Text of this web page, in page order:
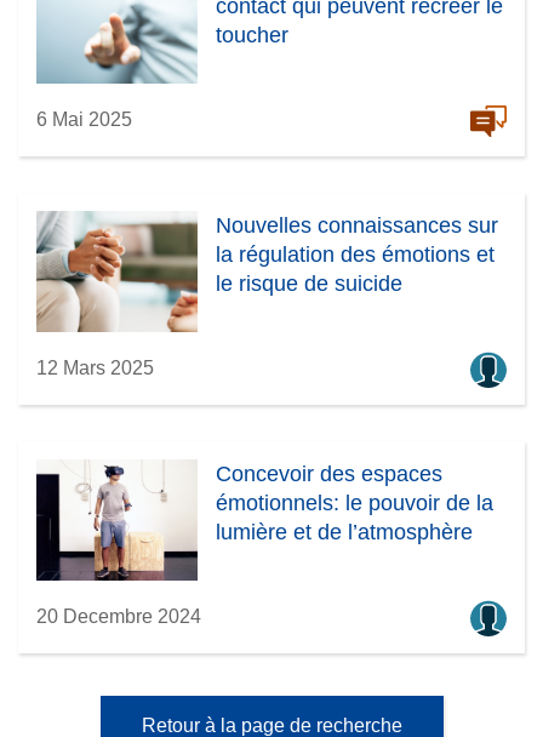
contact qui peuvent recréer le
toucher
6 Mai 2025
Nouvelles connaissances sur
la régulation des émotions et
le risque de suicide
12 Mars 2025
Concevoir des espaces
émotionnels: le pouvoir de la
lumière et de l’atmosphère
20 Decembre 2024
Retour à la page de recherche